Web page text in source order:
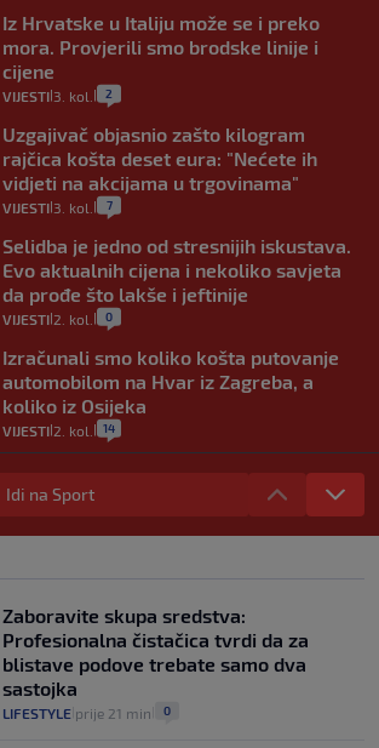
Iz Hrvatske u Italiju može se i preko
mora. Provjerili smo brodske linije i
cijene
VIJESTI 3. kol. 2
Uzgajivač objasnio zašto kilogram
rajčica košta deset eura: "Nećete ih
vidjeti na akcijama u trgovinama"
VIJESTI 3. kol. 7
Selidba je jedno od stresnijih iskustava.
Evo aktualnih cijena i nekoliko savjeta
da prođe što lakše i jeftinije
VIJESTI 2. kol. 0
Izračunali smo koliko košta putovanje
automobilom na Hvar iz Zagreba, a
koliko iz Osijeka
VIJESTI 2. kol. 14
"Kći je otišla na more, a zaboravila
zdravstvenu iskaznicu". Kakva su prava
pacijenata izvan mjesta prebivališta?
1
Plenković na 15 dana ukine mjere: "Ne bi
se dogodilo ništa. Vlada se zaljubila u te
intervencije"
30. srp. 25
Idi na Sport
Zaboravite skupa sredstva:
Profesionalna čistačica tvrdi da za
blistave podove trebate samo dva
sastojka
LIFESTYLE prije 21 min 0